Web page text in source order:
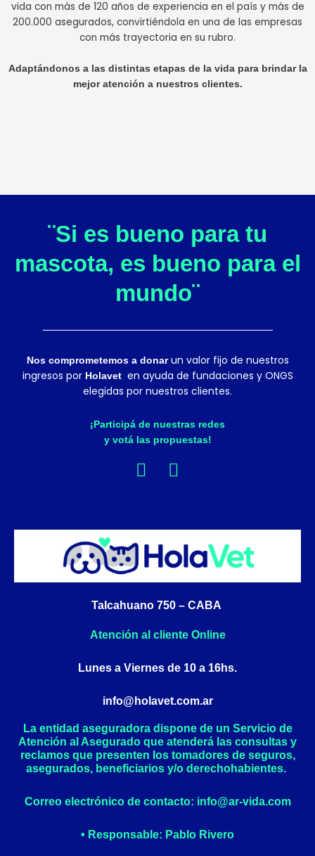
vida con más de 120 años de experiencia en el país y más de
200.000 asegurados, convirtiéndola en una de las empresas
con más trayectoria en su rubro.
Adaptándonos a las distintas etapas de la vida para brindar la
mejor atención a nuestros clientes.
¨Si es bueno para tu
mascota, es bueno para el
mundo¨
Nos comprometemos a donarun valor fijo de nuestros
ingresos por Holavet en ayuda de fundaciones y ONGS
elegidas por nuestros clientes.
¡Participá de nuestras redes
y votá las propuestas!
F
e
b
o
o
k
-
f
I
t
g
r
a
m
Talcahuano 750 – CABA
Atención al cliente Online
Lunes a Viernes de 10 a 16hs.
info@holavet.com.ar
La entidad aseguradora dispone de un Servicio de
Atención al Asegurado que atenderá las consultas y
reclamos que presenten los tomadores de seguros,
asegurados, beneficiarios y/o derechohabientes.
Correo electrónico de contacto: info@ar-vida.com
• Responsable: Pablo Rivero